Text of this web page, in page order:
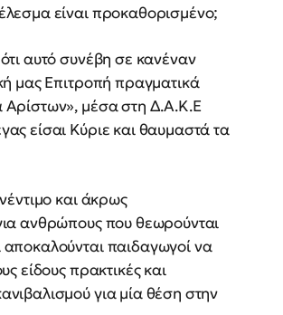
είναι προκαθορισμένο;
αυτό συνέβη σε κανέναν
μας Επιτροπή πραγματικά
Αρίστων», μέσα στη Δ.Α.Κ.Ε
είσαι Κύριε και θαυμαστά τα
και άκρως
ανθρώπους που θεωρούνται
παιδαγωγοί να
είδους πρακτικές και
για μία θέση στην